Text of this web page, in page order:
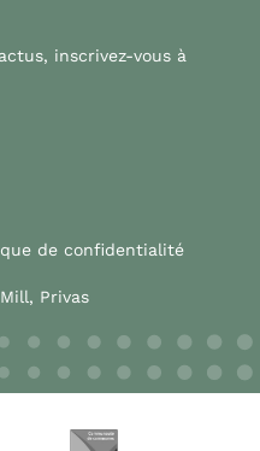
inscrivez-vous à
de confidentialité
Mill, Privas